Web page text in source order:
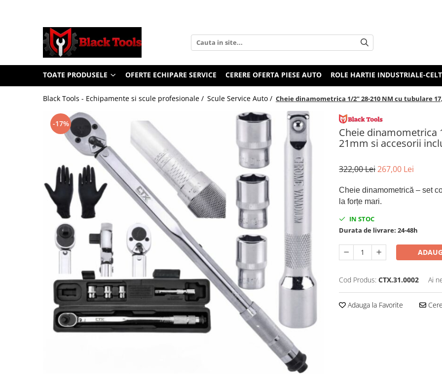
Toate Produsele
Scule Service Auto
Chei Si Truse De Chei
Chei Combinate Cu Clichet
Chei speciale
Clesti Si Seturi De Clesti
Clesti pentru sigurante
Clesti reglabili pentru tevi
Clesti service auto
Clesti universali
Clima/Aer conditionat
Cricuri cutie viteze
Dispozitive de sablat & accesorii
Dispozitive spalat piese
Dulapuri Bancuri Carucioare
Bancuri de lucru
Carucioare pentru marfa
Cutii pentru scule
TOATE PRODUSELE OFERTE ECHIPARE SERVICE CERERE OFERTA PIESE AUTO ROLE HARTIE INDUSTRIALE-
Black Tools - Echipamente si scule profesionale / Scule Service Auto / Cheie dinamometrica 1/2" 28-210 NM cu tubulare
Cheie dinamometrica
21mm si accesorii
-17%
322,00 Lei267,00 Lei
Cheie dinamometrică – set
la forțe mari.
IN STOC
Durata de livrare: 24-48h
Cod Produs: CTX.31.0002 Ai
Adauga la Favorite